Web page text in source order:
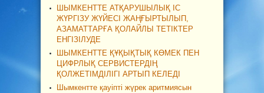
ШЫМКЕНТТЕ АТҚАРУШЫЛЫҚ ІС
ЖҮРГІЗУ ЖҮЙЕСІ ЖАҢҒЫРТЫЛЫП,
АЗАМАТТАРҒА ҚОЛАЙЛЫ ТЕТІКТЕР
ЕНГІЗІЛУДЕ
ШЫМКЕНТТЕ ҚҰҚЫҚТЫҚ КӨМЕК ПЕН
ЦИФРЛЫҚ СЕРВИСТЕРДІҢ
ҚОЛЖЕТІМДІЛІГІ АРТЫП КЕЛЕДІ
Шымкентте қауіпті жүрек аритмиясын